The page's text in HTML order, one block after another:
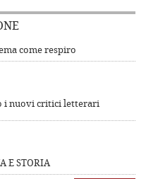
come respiro
i nuovi critici letterari
E STORIA